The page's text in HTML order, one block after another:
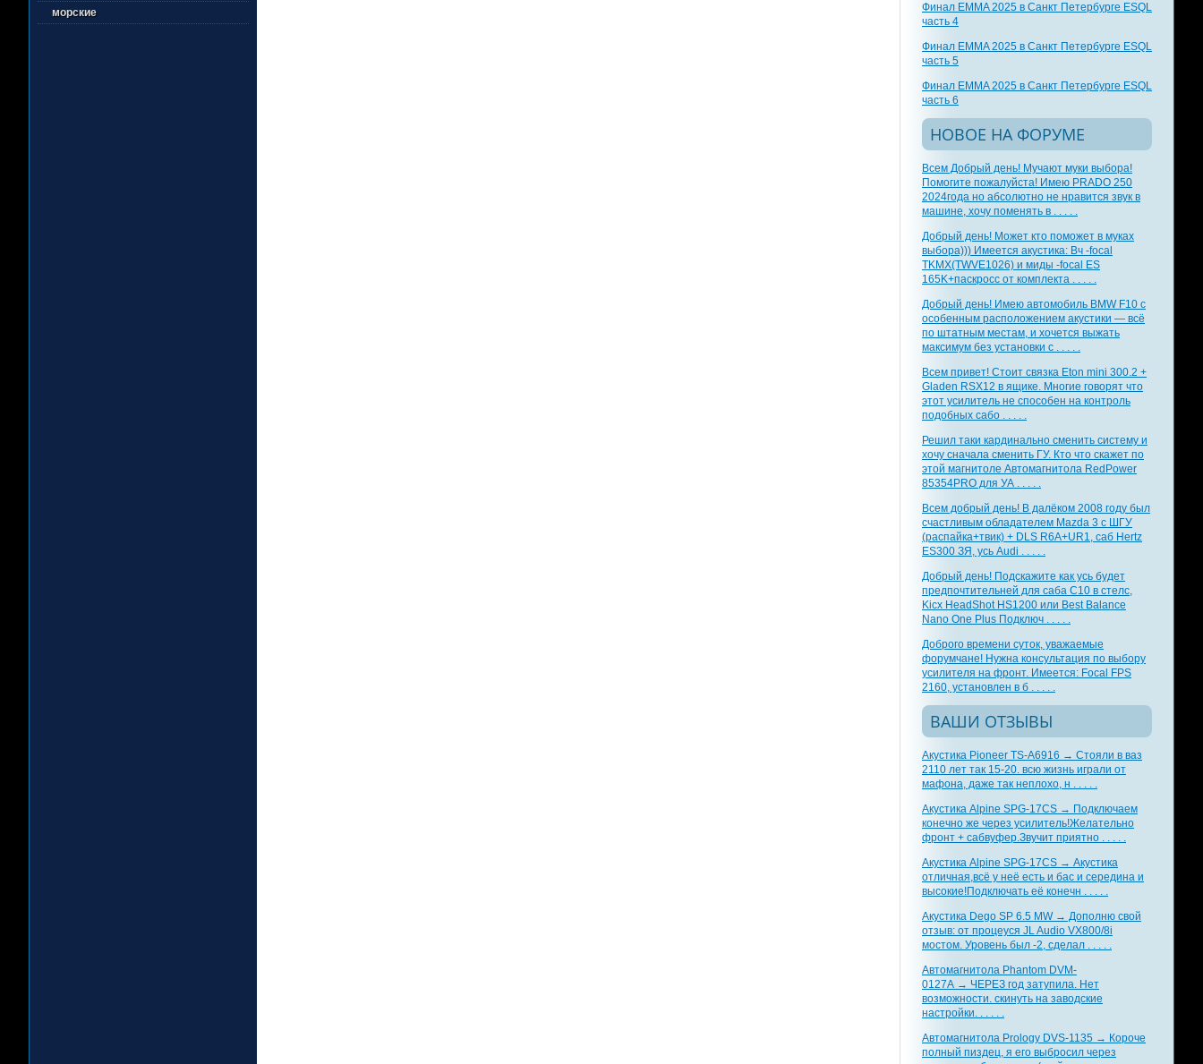
морские
Финал EMMA 2025 в Санкт Петербурге ESQL
часть 4
Финал EMMA 2025 в Санкт Петербурге ESQL
часть 5
Финал EMMA 2025 в Санкт Петербурге ESQL
часть 6
НОВОЕ НА ФОРУМЕ
Всем Добрый день! Мучают муки выбора!
Помогите пожалуйста! Имею PRADO 250
2024года но абсолютно не нравится звук в
машине, хочу поменять в . . . . .
Добрый день! Может кто поможет в муках
выбора))) Имеется акустика: Вч -focal
TKMX(TWVE1026) и миды -focal ES
165K+паскросс от комплекта . . . . .
Добрый день! Имею автомобиль BMW F10 с
особенным расположением акустики — всё
по штатным местам, и хочется выжать
максимум без установки с . . . . .
Всем привет! Стоит связка Eton mini 300.2 +
Gladen RSX12 в ящике. Многие говорят что
этот усилитель не способен на контроль
подобных сабо . . . . .
Решил таки кардинально сменить систему и
хочу сначала сменить ГУ. Кто что скажет по
этой магнитоле Автомагнитола RedPower
85354PRO для УА . . . . .
Всем добрый день! В далёком 2008 году был
счастливым обладателем Mazda 3 с ШГУ
(распайка+твик) + DLS R6A+UR1, саб Hertz
ES300 ЗЯ, усь Audi . . . . .
Добрый день! Подскажите как усь будет
предпочтительней для саба С10 в стелс,
Kicx HeadShot HS1200 или Best Balance
Nano One Plus Подключ . . . . .
Доброго времени суток, уважаемые
форумчане! Нужна консультация по выбору
усилителя на фронт. Имеется: Focal FPS
2160, установлен в б . . . . .
ВАШИ ОТЗЫВЫ
Акустика Pioneer TS-A6916 → Стояли в ваз
2110 лет так 15-20. всю жизнь играли от
мафона, даже так неплохо, н . . . . .
Акустика Alpine SPG-17CS → Подключаем
конечно же через усилитель!Желательно
фронт + сабвуфер.Звучит приятно . . . . .
Акустика Alpine SPG-17CS → Акустика
отличная,всё у неё есть и бас и середина и
высокие!Подключать её конечн . . . . .
Акустика Dego SP 6.5 MW → Дополню свой
отзыв: от процеуся JL Audio VX800/8i
мостом. Уровень был -2, сделал . . . . .
Автомагнитола Phantom DVM-
0127A → ЧЕРЕЗ год затупила. Нет
возможности. скинуть на заводские
настройки. . . . . .
Автомагнитола Prology DVS-1135 → Короче
полный пиздец, я его выбросил через